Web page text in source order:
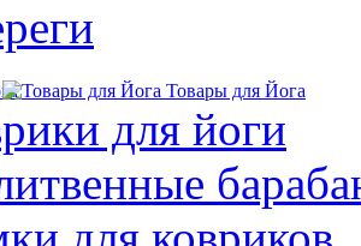
Товары для Йога
для йоги